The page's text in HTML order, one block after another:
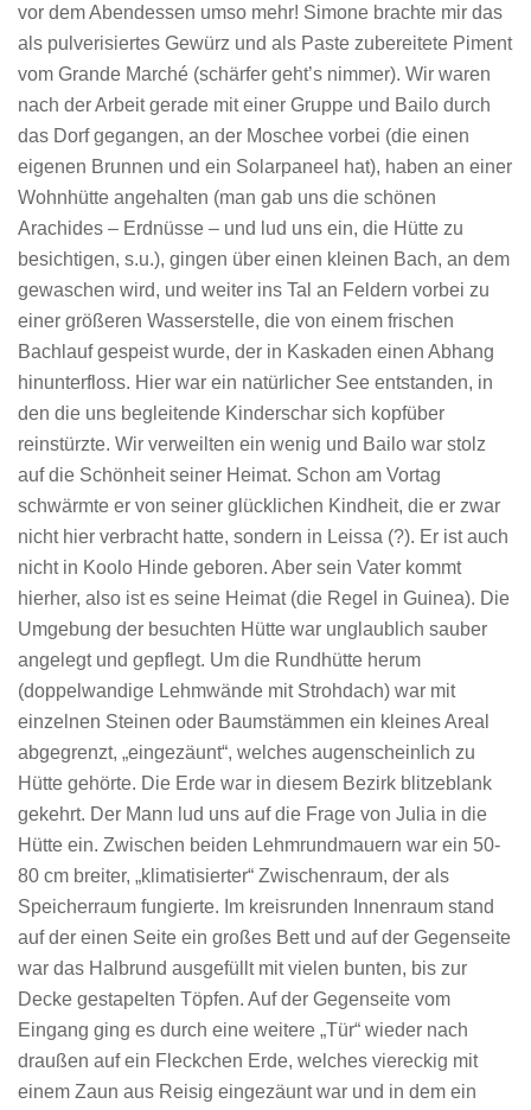
vor dem Abendessen umso mehr! Simone brachte mir das
als pulverisiertes Gewürz und als Paste zubereitete Piment
vom Grande Marché (schärfer geht’s nimmer). Wir waren
nach der Arbeit gerade mit einer Gruppe und Bailo durch
das Dorf gegangen, an der Moschee vorbei (die einen
eigenen Brunnen und ein Solarpaneel hat), haben an einer
Wohnhütte angehalten (man gab uns die schönen
Arachides – Erdnüsse – und lud uns ein, die Hütte zu
besichtigen, s.u.), gingen über einen kleinen Bach, an dem
gewaschen wird, und weiter ins Tal an Feldern vorbei zu
einer größeren Wasserstelle, die von einem frischen
Bachlauf gespeist wurde, der in Kaskaden einen Abhang
hinunterfloss. Hier war ein natürlicher See entstanden, in
den die uns begleitende Kinderschar sich kopfüber
reinstürzte. Wir verweilten ein wenig und Bailo war stolz
auf die Schönheit seiner Heimat. Schon am Vortag
schwärmte er von seiner glücklichen Kindheit, die er zwar
nicht hier verbracht hatte, sondern in Leissa (?). Er ist auch
nicht in Koolo Hinde geboren. Aber sein Vater kommt
hierher, also ist es seine Heimat (die Regel in Guinea). Die
Umgebung der besuchten Hütte war unglaublich sauber
angelegt und gepflegt. Um die Rundhütte herum
(doppelwandige Lehmwände mit Strohdach) war mit
einzelnen Steinen oder Baumstämmen ein kleines Areal
abgegrenzt, „eingezäunt“, welches augenscheinlich zu
Hütte gehörte. Die Erde war in diesem Bezirk blitzeblank
gekehrt. Der Mann lud uns auf die Frage von Julia in die
Hütte ein. Zwischen beiden Lehmrundmauern war ein 50-
80 cm breiter, „klimatisierter“ Zwischenraum, der als
Speicherraum fungierte. Im kreisrunden Innenraum stand
auf der einen Seite ein großes Bett und auf der Gegenseite
war das Halbrund ausgefüllt mit vielen bunten, bis zur
Decke gestapelten Töpfen. Auf der Gegenseite vom
Eingang ging es durch eine weitere „Tür“ wieder nach
draußen auf ein Fleckchen Erde, welches viereckig mit
einem Zaun aus Reisig eingezäunt war und in dem ein